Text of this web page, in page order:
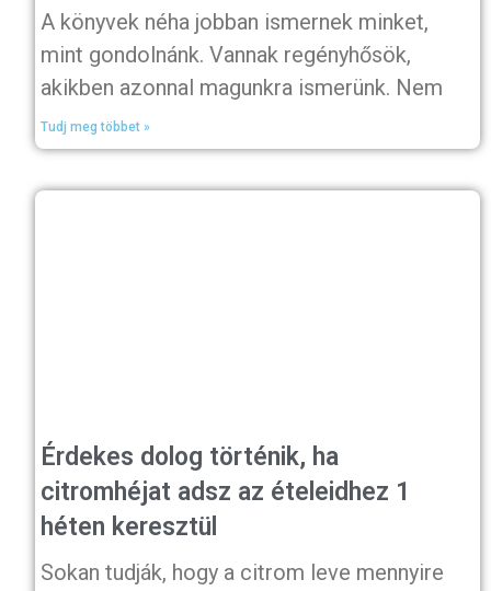
A könyvek néha jobban ismernek minket,
mint gondolnánk. Vannak regényhősök,
akikben azonnal magunkra ismerünk. Nem
Tudj meg többet »
Érdekes dolog történik, ha
citromhéjat adsz az ételeidhez 1
héten keresztül
Sokan tudják, hogy a citrom leve mennyire